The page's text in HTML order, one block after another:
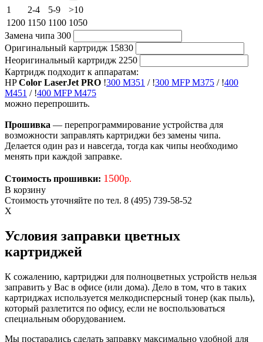
1
2-4 5-9
>10
1200 1150 1100 1050
Замена чипа 300
Оригинальный картридж 15830
Неоригинальный картридж 2250
Картридж подходит к аппаратам:
HPColor LaserJet PRO !300 M351 / !300 MFP M375 / !400
M451 / !400 MFP M475
можно перепрошить.
Прошивка — перепрограммирование устройства для
возможности заправлять картриджи без замены чипа.
Делается один раз и навсегда, тогда как чипы необходимо
менять при каждой заправке.
Стоимость прошивки: 1500р.
В корзину
Стоимость уточняйте по тел. 8 (495) 739-58-52
X
Условия заправки цветных
картриджей
К сожалению, картриджи для полноцветных устройств нельзя
заправить у Вас в офисе (или дома). Дело в том, что в таких
картриджах используется мелкодисперсный тонер (как пыль),
который разлетится по офису, если не воспользоваться
специальным оборудованием.
Мы постарались сделать заправку максимально удобной для